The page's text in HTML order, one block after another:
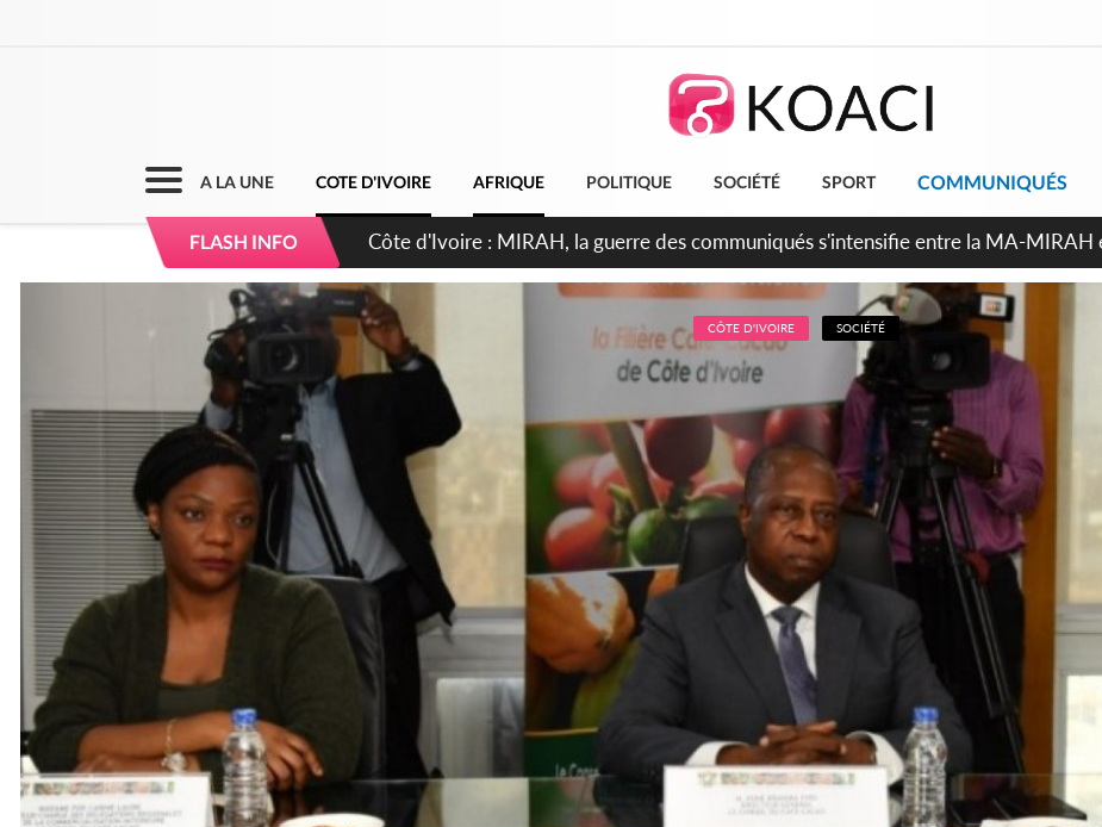
A LA UNE COTE D'IVOIRE AFRIQUE POLITIQUE SOCIÉTÉ SPORT COMMUNIQUÉS
FLASH INFO Côte d'Ivoire : Indépendance 2026, Thiam plaide pour un environnement
CÔTE D'IVOIRE SOCIÉTÉ